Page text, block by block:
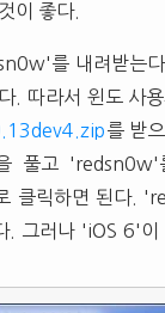
이 좋다.
를 내려받는
. 따라서 윈도 사
를 받
풀고
클릭하면 된다.
. 그러나 'iOS 6'이